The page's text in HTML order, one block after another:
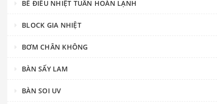
BỂ ĐIỀU NHIỆT TUẦN HOÀN LẠNH
BLOCK GIA NHIỆT
BƠM CHÂN KHÔNG
BÀN SẤY LAM
BÀN SOI UV